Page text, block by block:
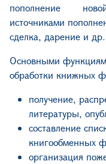
пополнение
источниками
сделка, дарение и др.
Основными
обработки книжных
получение,
литературы,
составление
книгообменных
организация